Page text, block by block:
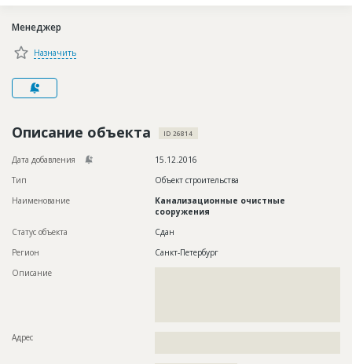
Платные услуги
Правила работы
Контакты
Личный кабинет
Описание объекта ID 26814
Дата добавления
15.12.2016
Тип
Объект строительства
Наименование
Канализационные очистные
сооружения
Статус объекта
Сдан
Регион
Санкт-Петербург
Описание
Адрес
Менеджер
Назначить